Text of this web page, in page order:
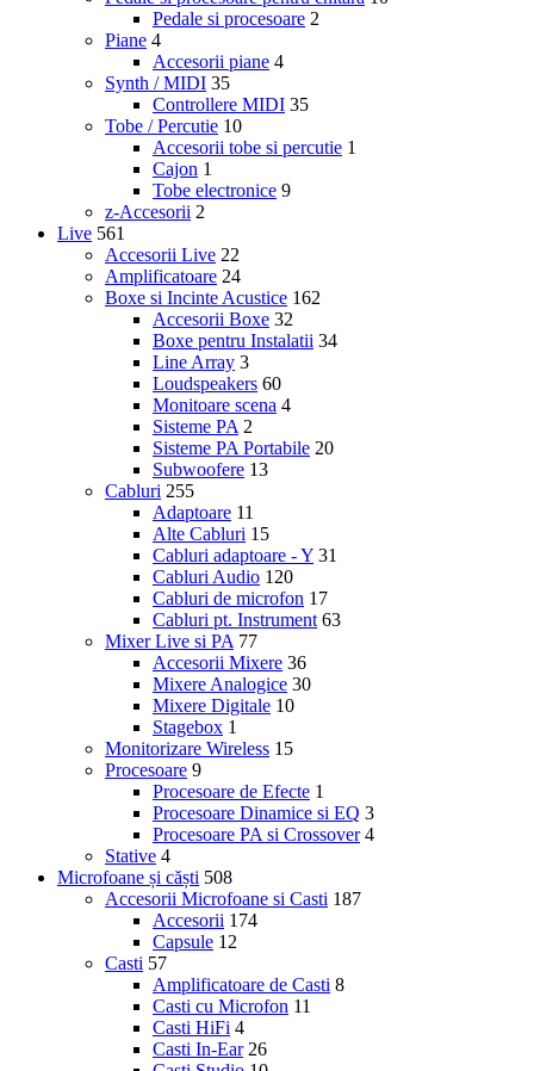
Pedale si procesoare 2
Piane 4
Accesorii piane 4
Synth / MIDI 35
Controllere MIDI 35
Tobe / Percutie 10
Accesorii tobe si percutie 1
Cajon 1
Tobe electronice 9
z-Accesorii 2
Live 561
Accesorii Live 22
Amplificatoare 24
Boxe si Incinte Acustice 162
Accesorii Boxe 32
Boxe pentru Instalatii 34
Line Array 3
Loudspeakers 60
Monitoare scena 4
Sisteme PA 2
Sisteme PA Portabile 20
Subwoofere 13
Cabluri 255
Adaptoare 11
Alte Cabluri 15
Cabluri adaptoare - Y 31
Cabluri Audio 120
Cabluri de microfon 17
Cabluri pt. Instrument 63
Mixer Live si PA 77
Accesorii Mixere 36
Mixere Analogice 30
Mixere Digitale 10
Stagebox 1
Monitorizare Wireless 15
Procesoare 9
Procesoare de Efecte 1
Procesoare Dinamice si EQ 3
Procesoare PA si Crossover 4
Stative 4
Microfoane și căști 508
Accesorii Microfoane si Casti 187
Accesorii 174
Capsule 12
Casti 57
Amplificatoare de Casti 8
Casti cu Microfon 11
Casti HiFi 4
Casti In-Ear 26